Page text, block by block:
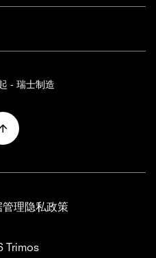
- 瑞士制造
管理隐私政策
Trimos